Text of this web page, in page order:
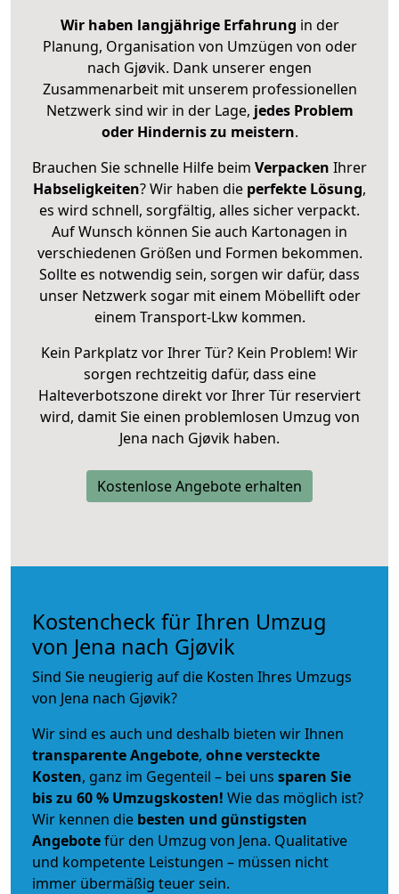
Wir haben langjährige Erfahrung in der
Planung, Organisation von Umzügen von oder
nach Gjøvik. Dank unserer engen
Zusammenarbeit mit unserem professionellen
Netzwerk sind wir in der Lage, jedes Problem
oder Hindernis zu meistern.
Brauchen Sie schnelle Hilfe beim Verpacken Ihrer
Habseligkeiten? Wir haben die perfekte Lösung,
es wird schnell, sorgfältig, alles sicher verpackt.
Auf Wunsch können Sie auch Kartonagen in
verschiedenen Größen und Formen bekommen.
Sollte es notwendig sein, sorgen wir dafür, dass
unser Netzwerk sogar mit einem Möbellift oder
einem Transport-Lkw kommen.
Kein Parkplatz vor Ihrer Tür? Kein Problem! Wir
sorgen rechtzeitig dafür, dass eine
Halteverbotszone direkt vor Ihrer Tür reserviert
wird, damit Sie einen problemlosen Umzug von
Jena nach Gjøvik haben.
Kostenlose Angebote erhalten
Kostencheck für Ihren Umzug
von Jena nach Gjøvik
Sind Sie neugierig auf die Kosten Ihres Umzugs
von Jena nach Gjøvik?
Wir sind es auch und deshalb bieten wir Ihnen
transparente Angebote, ohne versteckte
Kosten, ganz im Gegenteil – bei uns sparen Sie
bis zu 60 % Umzugskosten! Wie das möglich ist?
Wir kennen die besten und günstigsten
Angebotefür den Umzug von Jena. Qualitative
und kompetente Leistungen – müssen nicht
immer übermäßig teuer sein.